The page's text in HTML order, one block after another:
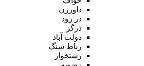
داورزن
در رود
درگز
دولت آباد
رباط سنگ
رشتخوار